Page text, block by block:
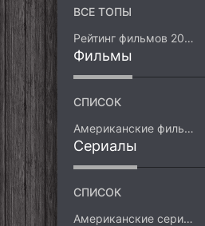
ВСЕ ТОПЫ
Рейтинг фильмов 2026
Фильмы
СПИСОК
Американские фильмы
Сериалы
СПИСОК
Американские сериалы